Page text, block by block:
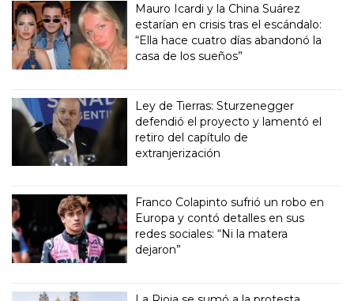
Mauro Icardi y la China Suárez
estarían en crisis tras el escándalo:
“Ella hace cuatro días abandonó la
casa de los sueños”
Ley de Tierras: Sturzenegger
defendió el proyecto y lamentó el
retiro del capítulo de
extranjerización
Franco Colapinto sufrió un robo en
Europa y contó detalles en sus
redes sociales: “Ni la matera
dejaron”